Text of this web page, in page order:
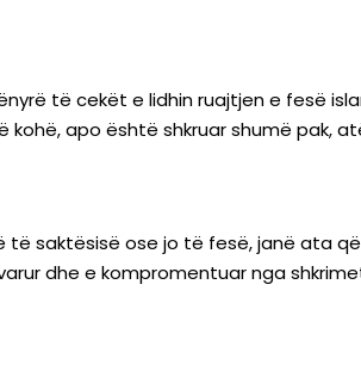
të cekët e lidhin ruajtjen e fesë
kohë, apo është shkruar shumë pak,
saktësisë ose jo të fesë, janë ata
dhe e kompromentuar nga